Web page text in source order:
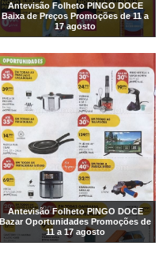
Antevisão Folheto PINGO DOCE
Baixa de Preços Promoções de 11 a
17 agosto
Antevisão Folheto PINGO DOCE
Bazar Oportunidades Promoções de
11 a 17 agosto